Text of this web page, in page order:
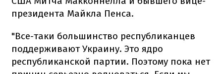
президента Майкла Пенса.
"Все-таки большинство республиканцев
поддерживают Украину. Это ядро
республиканской партии. Поэтому пока нет